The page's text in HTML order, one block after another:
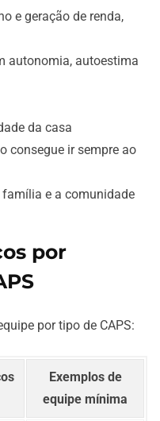
e geração de renda,
autonomia, autoestima
da casa
consegue ir sempre ao
e a comunidade
por
por tipo de CAPS:
Exemplos de
equipe mínima